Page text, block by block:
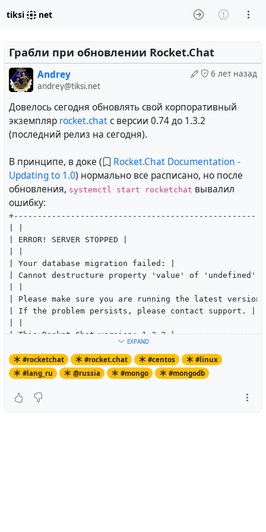
tiksi net
Грабли при обновлении Rocket.Chat
6 лет назад
Andrey
andrey@tiksi.net
Довелось сегодня обновлять свой корпоративный
экземпляр rocket.chatс версии 0.74 до 1.3.2
(последний релиз на сегодня).
В принципе, в доке (
Rocket.Chat Documentation -
Updating to 1.0) нормально все расписано, но после
обновления, systemctl start rocketchat вывалил
ошибку:
| |
| ERROR! SERVER STOPPED |
| |
| Your database migration failed: |
| Cannot destructure property 'value' of
| |
| Please make sure you are running the latest
| If the problem persists, please contact support. |
| |
| This Rocket.Chat version: 1.3.2 |
| Database locked at version: 147 |
| Database target version: 149 |
| |
| Commit: 22894861c52cca1ff09f545db07c5259e9465791 |
| Date: Wed Aug 14 00:23:11 2019 -0300 |
| Branch: HEAD |
EXPAND
#rocketchat #rocket.chat #centos
#linux
#lang_ru
@russia #mongo #mongodb